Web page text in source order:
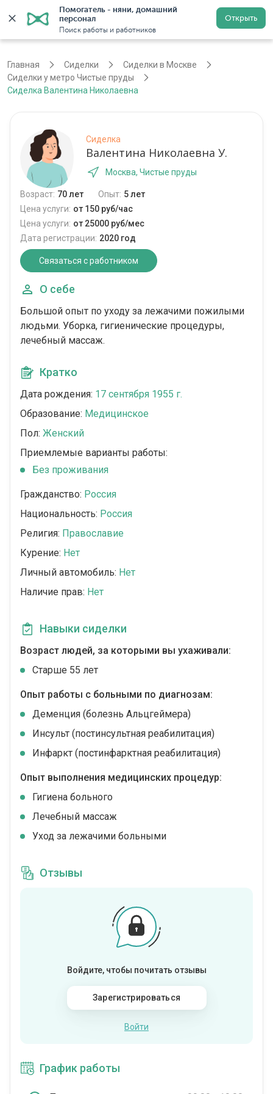
Помогатель - няни, домашний
персонал
Поиск работы и работников
Открыть
Регистрация
Главная Сиделки
Сиделки в Москве
Сиделки у метро Чистые пруды
Сиделка Валентина Николаевна
Сиделка
Валентина Николаевна У.
Москва, Чистые пруды
Возраст: 70 лет Опыт: 5 лет
Цена услуги: от 150 руб/час
Цена услуги: от 25000 руб/мес
Дата регистрации: 2020 год
Связаться с работником
О себе
Большой опыт по уходу за лежачими пожилыми
людьми. Уборка, гигиенические процедуры,
лечебный массаж.
Кратко
Дата рождения: 17 сентября 1955 г.
Образование: Медицинское
Пол: Женский
Приемлемые варианты работы:
Без проживания
Гражданство: Россия
Национальность: Россия
Религия: Православие
Курение: Нет
Личный автомобиль: Нет
Наличие прав: Нет
Навыки сиделки
Возраст людей, за которыми вы ухаживали:
Cтарше 55 лет
Опыт работы с больными по диагнозам:
Деменция (болезнь Альцгеймера)
Инсульт (постинсультная реабилитация)
Инфаркт (постинфарктная реабилитация)
Опыт выполнения медицинских процедур:
Гигиена больного
Лечебный массаж
Уход за лежачими больными
Отзывы
Войдите, чтобы почитать отзывы
Зарегистрироваться
Войти
График работы